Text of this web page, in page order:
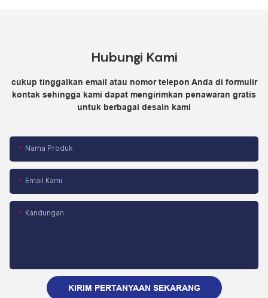
Hubungi Kami
cukup tinggalkan email atau nomor telepon Anda di formulir
kontak sehingga kami dapat mengirimkan penawaran gratis
untuk berbagai desain kami
Nama Produk
Email Kami
Kandungan
KIRIM PERTANYAAN SEKARANG